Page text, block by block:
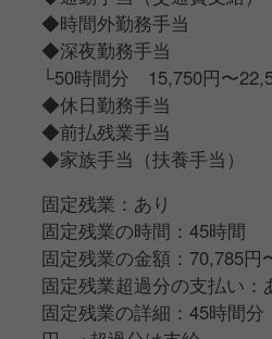
◆時間外勤務手当
◆深夜勤務手当
└50時間分 15,750円〜
◆休日勤務手当
◆前払残業手当
◆家族手当（扶養手当）
固定残業：あり
固定残業の時間：45時間
固定残業の金額：70,785円
固定残業超過分の支払い：
固定残業の詳細：45時間